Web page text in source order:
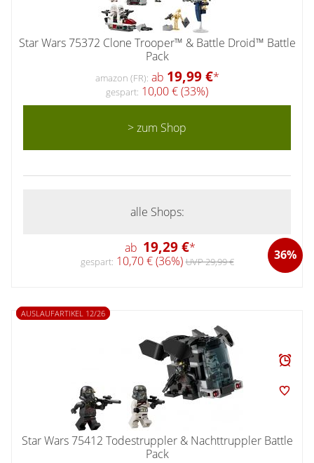
Star Wars 75372 Clone Trooper™ & Battle Droid™ Battle
Pack
amazon (FR): ab 19,99 €*
gespart: 10,00 € (33%)
> zum Shop
alle Shops:
ab 19,29 €* 36%
gespart: 10,70 € (36%)UVP 29,99 €
AUSLAUFARTIKEL 12/26
Star Wars 75412 Todestruppler & Nachttruppler Battle
Pack